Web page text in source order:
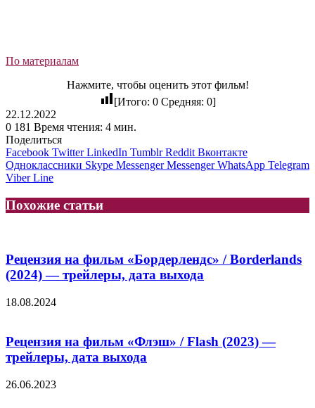
По материалам
Нажмите, чтобы оценить этот фильм!
[Итого: 0Средняя: 0]
22.12.2022
0 181 Время чтения: 4 мин.
Поделиться
Facebook Twitter LinkedIn Tumblr Reddit Вконтакте
Одноклассники Skype Messenger Messenger WhatsApp Telegram
Viber Line
Похожие статьи
Рецензия на фильм «Бордерлендс» / Borderlands
(2024) — трейлеры, дата выхода
18.08.2024
Рецензия на фильм «Флэш» / Flash (2023) —
трейлеры, дата выхода
26.06.2023